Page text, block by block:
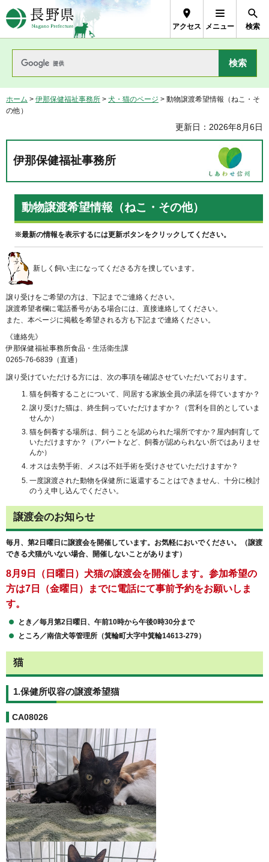
長野県Nagano Prefecture
アクセス メニュー 検索
ホーム > 伊那保健福祉事務所 > 犬・猫のページ > 動物譲渡希望情報（ねこ・そ
の他）
更新日：2026年8月6日
伊那保健福祉事務所
動物譲渡希望情報（ねこ・その他）
※最新の情報を表示するには更新ボタンをクリックしてください。
新しく飼い主になってくださる方を捜しています。
譲り受けをご希望の方は、下記までご連絡ください。
譲渡希望者欄に電話番号がある場合には、直接連絡してください。
また、本ページに掲載を希望される方も下記まで連絡ください。
《連絡先》
伊那保健福祉事務所食品・生活衛生課
0265-76-6839（直通）
譲り受けていただける方には、次の事項を確認させていただいております。
猫を飼養することについて、同居する家族全員の承諾を得ていますか？
譲り受けた猫は、終生飼っていただけますか？（営利を目的としていま
せんか）
猫を飼養する場所は、飼うことを認められた場所ですか？屋内飼育して
いただけますか？（アパートなど、飼養が認められない所ではありませ
んか）
オスは去勢手術、メスは不妊手術を受けさせていただけますか？
一度譲渡された動物を保健所に返還することはできません、十分に検討
のうえ申し込んでください。
譲渡会のお知らせ
毎月、第2日曜日に譲渡会を開催しています。お気軽においでください。（譲渡
できる犬猫がいない場合、開催しないことがあります）
8月9日（ 日曜日）犬猫の譲渡会を開催します。参加希望の
方は7 日（金曜日）までに電話にて事前予約をお願いしま
す。
とき／毎月第2 日曜日、午前10時から午後0時30分まで
ところ／南信犬等管理所（箕輪町大字中箕輪14613-279）
猫
1.保健所収容の譲渡希望猫
CA08026